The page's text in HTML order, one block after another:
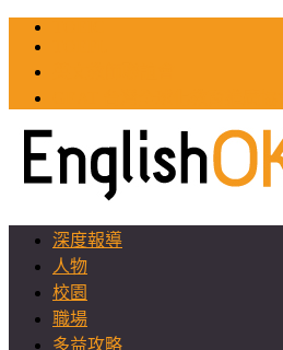
深度報導
人物
校園
職場
多益攻略